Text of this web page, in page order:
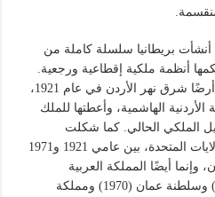
عام 1921 فصاعدًا أنشأت بريطانيا سلسلة كاملة من
أنظمة ملكية إقطاعية ورجعية.
لقد اقتطعت الحكومة البريطانية أرضًا شرق نهر الأردن في عام 1921،
الهاشمية، وأعطتها للملك
الملكي الحالي. كما شكلت
بريطانيا، بمساعدة نشطة من الولايات المتحدة، بين عامي 1921 و1971
وإنما أيضًا المملكة العربية
السعودية (1932) والكويت (1961) وسلطنة عمان (1970) ومملكة